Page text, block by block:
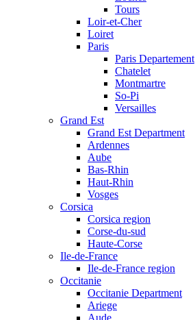
Tours
Loir-et-Cher
Loiret
Paris
Paris Departement
Chatelet
Montmartre
So-Pi
Versailles
Grand Est
Grand Est Department
Ardennes
Aube
Bas-Rhin
Haut-Rhin
Vosges
Corsica
Corsica region
Corse-du-sud
Haute-Corse
Ile-de-France
Ile-de-France region
Occitanie
Occitanie Department
Ariege
Aude